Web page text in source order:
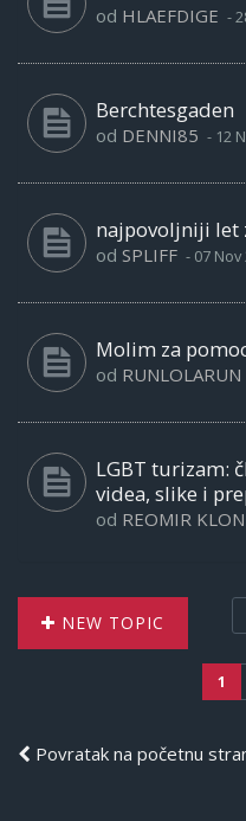
od HLAEFDIGE -
Berchtesgaden
od DENNI85 - 12
najpovoljniji let
od SPLIFF - 07 Nov
Molim za
od RUNLOLARUN
LGBT turizam:
videa, slike i
od REOMIR KLON
NEW TOPIC
1
Povratak na početnu